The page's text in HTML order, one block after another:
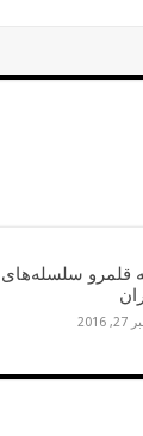
قلمرو سلسله‌های